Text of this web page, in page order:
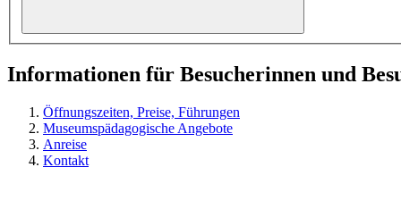
Informationen für Besucherinnen und
Öffnungszeiten, Preise, Führungen
Museumspädagogische Angebote
Anreise
Kontakt